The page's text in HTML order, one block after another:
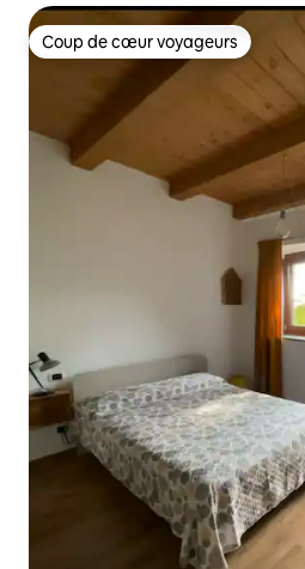
Coup de cœur voyageurs
Coup de cœur voyageurs